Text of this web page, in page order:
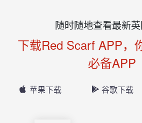
随时随地查看最新
下载Red Scarf APP，
必备APP
苹果下载 谷歌下载